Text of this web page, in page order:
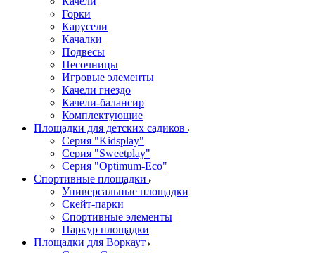
Горки
Карусели
Качалки
Подвесы
Песочницы
Игровые элементы
Качели гнездо
Качели-балансир
Комплектующие
Площадки для детских садиков
Серия "Kidsplay"
Серия "Sweetplay"
Серия "Оptimum-Еco"
Спортивные площадки
Универсальные площадки
Скейт-парки
Спортивные элементы
Паркур площадки
Площадки для Воркаут